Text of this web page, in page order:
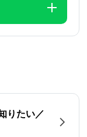
りたい／